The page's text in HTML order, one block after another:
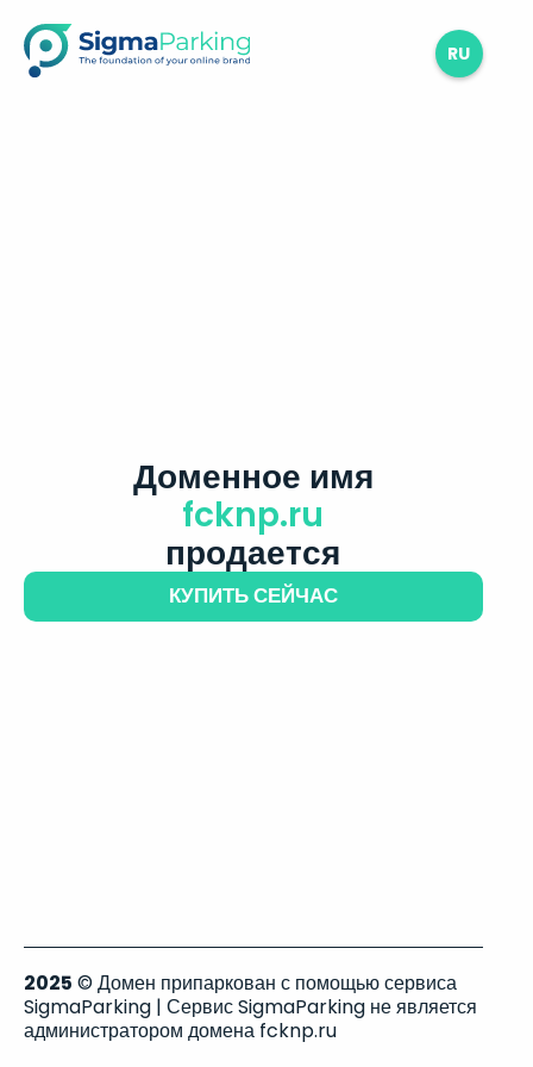
RU
Доменное имя
fcknp.ru
продается
КУПИТЬ СЕЙЧАС
2025 © Домен припаркован с помощью сервиса
SigmaParking | Сервис SigmaParking не является
администратором домена fcknp.ru